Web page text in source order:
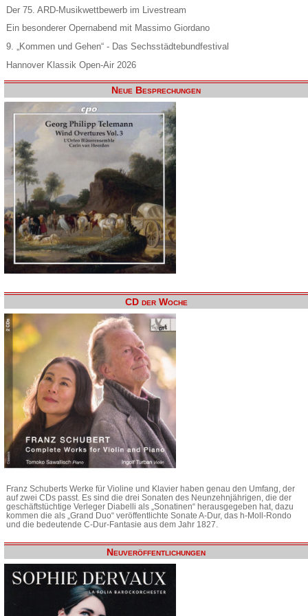
Der 75. ARD-Musikwettbewerb im Livestream
Ein besonderer Opernabend mit Massimo Giordano
9. „Kommen und Gehen“ - Das Sechsstädtebundfestival
Hannover Klassik Open-Air 2026
Neue Besprechungen
CD der Woche
Franz Schuberts Werke für Violine und Klavier haben genau den Umfang, der
auf zwei CDs passt. Es sind die drei Sonaten des Neunzehnjährigen, die der
geschäftstüchtige Verleger Diabelli als „Sonatinen“ herausgegeben hat, dazu
kommen die als „Grand Duo“ veröffentlichte Sonate A-Dur, das h-Moll-Rondo
und die bedeutende C-Dur-Fantasie aus dem Jahr 1827.
Neuveröffentlichungen